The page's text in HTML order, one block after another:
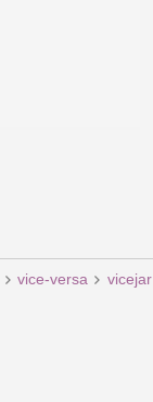
vice-versa vicejar